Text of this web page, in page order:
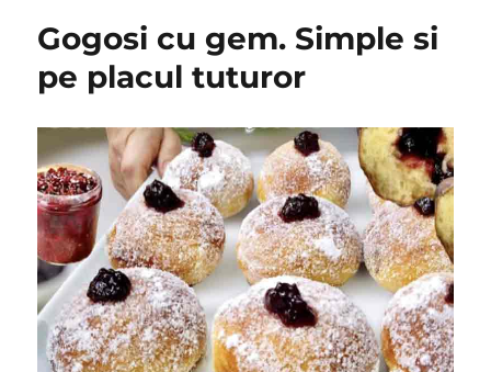
Gogosi cu gem. Simple si
pe placul tuturor